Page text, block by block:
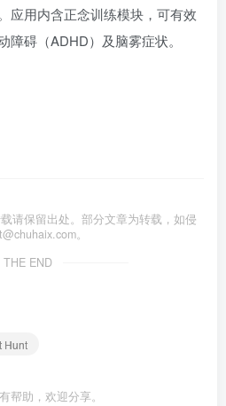
应用内含正念训练模块，可有效
碍（ADHD）及脑雾症状。
请保留出处。部分文章为转载，如侵
。
THE END
Hunt
帮助，欢迎分享。